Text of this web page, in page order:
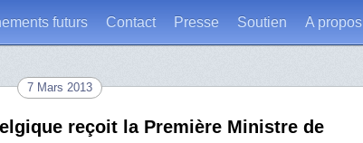
futurs Contact Presse Soutien A propos
7 Mars 2013
reçoit la Première Ministre de